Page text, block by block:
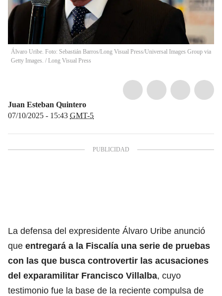
Álvaro Uribe. Foto: Sebastián Barros/Long Visual Press/Universal Images Group via
Getty Images. / Long Visual Press
Juan Esteban Quintero
07/10/2025 - 15:43 GMT-5
La defensa del expresidente Álvaro Uribe anunció
que entregará a la Fiscalía una serie de pruebas
con las que busca controvertir las acusaciones
del exparamilitar Francisco Villalba, cuyo
testimonio fue la base de la reciente compulsa de